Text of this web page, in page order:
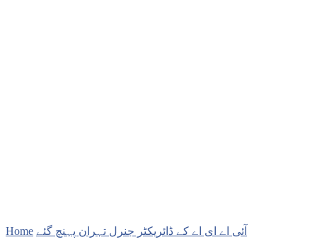
Home آئی اے ای اے کے ڈائریکٹر جنرل تہران پہنچ گئے